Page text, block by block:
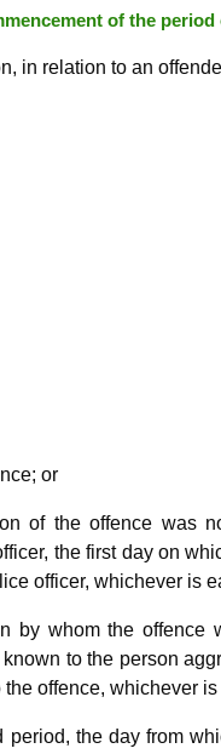
of the
in relation to an
or
of the offence was
the first day on
officer, whichever is
by whom the offence
to the person
offence, whichever is
period, the day from